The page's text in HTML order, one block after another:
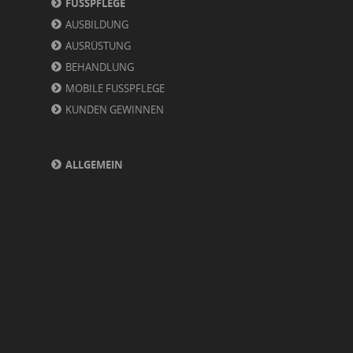
FUSSPFLEGE
AUSBILDUNG
AUSRÜSTUNG
BEHANDLUNG
MOBILE FUSSPFLEGE
KUNDEN GEWINNEN
ALLGEMEIN